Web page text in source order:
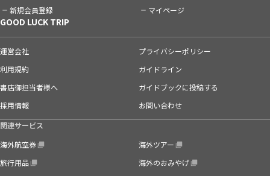
新規会員登録 マイページ
GOOD LUCK TRIP
運営会社
プライバシーポリシー
利用規約
ガイドライン
書店御担当者様へ
ガイドブックに投稿する
採用情報
お問い合わせ
関連サービス
海外航空券
海外ツアー
旅行用品
海外のおみやげ